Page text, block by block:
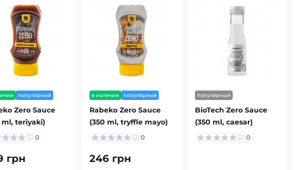
популярный
Zero Sauce
ml, teriyaki)
0
грн
в наличии популярный
Rabeko Zero Sauce
(350 ml, tryffle mayo)
0
246 грн
популярный
BioTech Zero Sauce
(350 ml, caesar)
0